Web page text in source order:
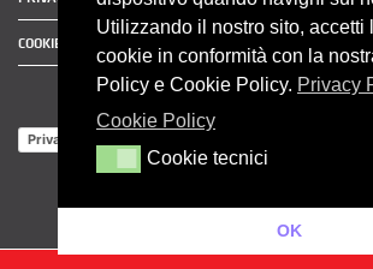
COOKIE POLICY
Privacy Policy
Utilizzando il nostro sito, accetti
cookie in conformità con la
Policy e Cookie Policy. Privacy
Cookie Policy
Cookie tecnici
Cookie tecnici
OK